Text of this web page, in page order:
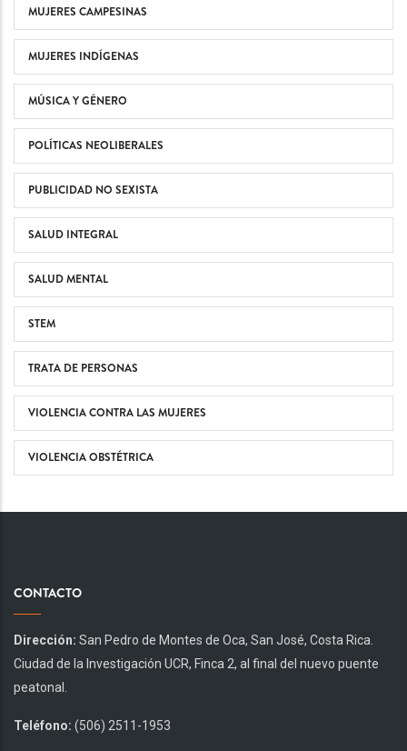
MUJERES CAMPESINAS
MUJERES INDÍGENAS
MÚSICA Y GÉNERO
POLÍTICAS NEOLIBERALES
PUBLICIDAD NO SEXISTA
SALUD INTEGRAL
SALUD MENTAL
STEM
TRATA DE PERSONAS
VIOLENCIA CONTRA LAS MUJERES
VIOLENCIA OBSTÉTRICA
CONTACTO
Dirección: San Pedro de Montes de Oca, San José, Costa Rica.
Ciudad de la Investigación UCR, Finca 2, al final del nuevo puente
peatonal.
Teléfono: (506) 2511-1953